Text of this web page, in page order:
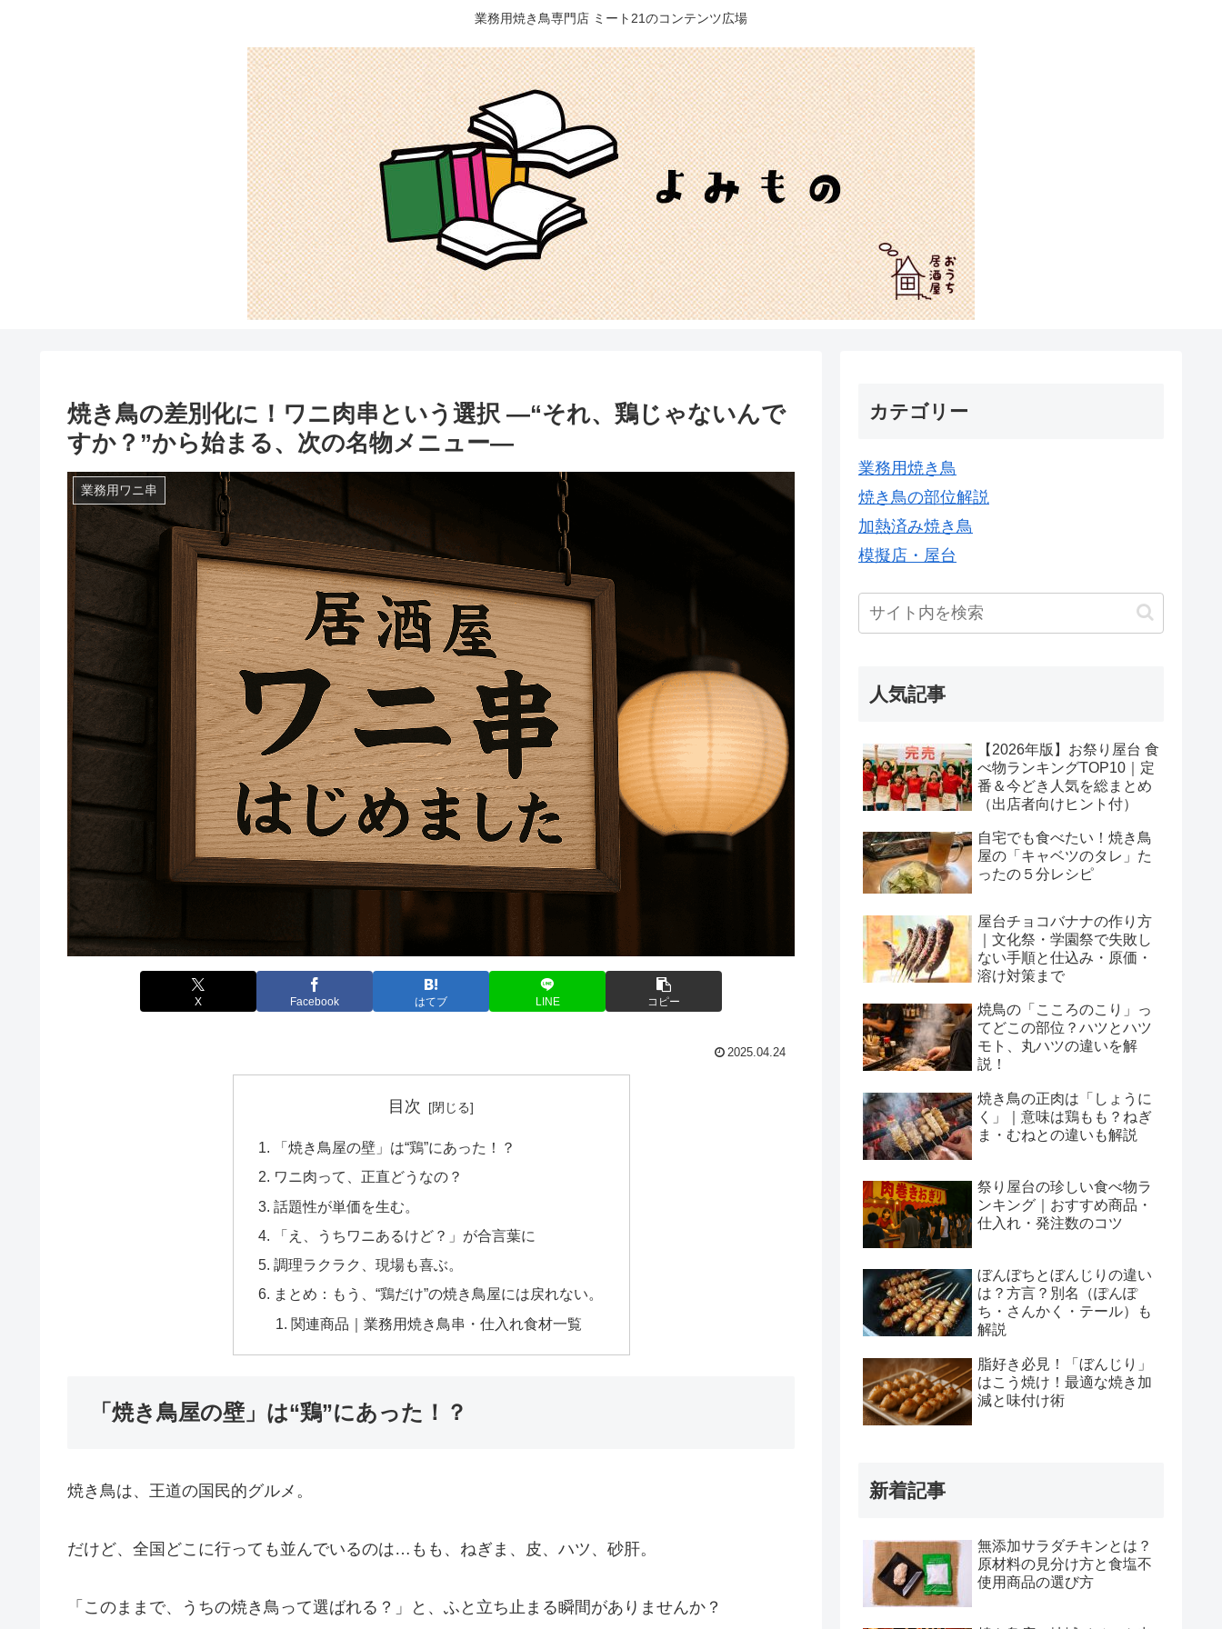
業務用焼き鳥専門店 ミート21のコンテンツ広場
焼き鳥の差別化に！ワニ肉串という選択 ―“それ、鶏じゃないんで
すか？”から始まる、次の名物メニュー―
業務用ワニ串
X Facebook はてブ LINE コピー
2025.04.24
目次
「焼き鳥屋の壁」は“鶏”にあった！？
ワニ肉って、正直どうなの？
話題性が単価を生む。
「え、うちワニあるけど？」が合言葉に
調理ラクラク、現場も喜ぶ。
まとめ：もう、“鶏だけ”の焼き鳥屋には戻れない。
関連商品｜業務用焼き鳥串・仕入れ食材一覧
「焼き鳥屋の壁」は“鶏”にあった！？
焼き鳥は、王道の国民的グルメ。
だけど、全国どこに行っても並んでいるのは…もも、ねぎま、皮、ハツ、砂肝。
「このままで、うちの焼き鳥って選ばれる？」と、ふと立ち止まる瞬間がありませんか？
カテゴリー
業務用焼き鳥
焼き鳥の部位解説
加熱済み焼き鳥
模擬店・屋台
人気記事
【2026年版】お祭り屋台 食
べ物ランキングTOP10｜定
番＆今どき人気を総まとめ
（出店者向けヒント付）
自宅でも食べたい！焼き鳥
屋の「キャベツのタレ」た
ったの５分レシピ
屋台チョコバナナの作り方
｜文化祭・学園祭で失敗し
ない手順と仕込み・原価・
溶け対策まで
焼鳥の「こころのこり」っ
てどこの部位？ハツとハツ
モト、丸ハツの違いを解
説！
焼き鳥の正肉は「しょうに
く」｜意味は鶏もも？ねぎ
ま・むねとの違いも解説
祭り屋台の珍しい食べ物ラ
ンキング｜おすすめ商品・
仕入れ・発注数のコツ
ぼんぼちとぼんじりの違い
は？方言？別名（ぽんぽ
ち・さんかく・テール）も
解説
脂好き必見！「ぼんじり」
はこう焼け！最適な焼き加
減と味付け術
新着記事
無添加サラダチキンとは？
原材料の見分け方と食塩不
使用商品の選び方